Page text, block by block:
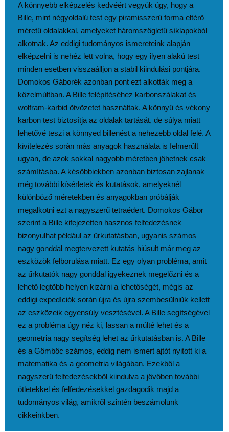
A könnyebb elképzelés kedvéért vegyük úgy, hogy a
Bille, mint négyoldalú test egy piramisszerű forma eltérő
méretű oldalakkal, amelyeket háromszögletű síklapokból
alkotnak. Az eddigi tudományos ismereteink alapján
elképzelni is nehéz lett volna, hogy egy ilyen alakú test
minden esetben visszaálljon a stabil kiindulási pontjára.
Domokos Gáborék azonban pont ezt alkották meg a
közelmúltban. A Bille felépítéséhez karbonszálakat és
wolfram-karbid ötvözetet használtak. A könnyű és vékony
karbon test biztosítja az oldalak tartását, de súlya miatt
lehetővé teszi a könnyed billenést a nehezebb oldal felé. A
kivitelezés során más anyagok használata is felmerült
ugyan, de azok sokkal nagyobb méretben jöhetnek csak
számításba. A későbbiekben azonban biztosan zajlanak
még további kísérletek és kutatások, amelyeknél
különböző méretekben és anyagokban próbálják
megalkotni ezt a nagyszerű tetraédert. Domokos Gábor
szerint a Bille kifejezetten hasznos felfedezésnek
bizonyulhat például az űrkutatásban, ugyanis számos
nagy gonddal megtervezett kutatás hiúsult már meg az
eszközök felborulása miatt. Ez egy olyan probléma, amit
az űrkutatók nagy gonddal igyekeznek megelőzni és a
lehető legtöbb helyen kizárni a lehetőségét, mégis az
eddigi expedíciók során újra és újra szembesülniük kellett
az eszközeik egyensúly vesztésével. A Bille segítségével
ez a probléma úgy néz ki, lassan a múlté lehet és a
geometria nagy segítség lehet az űrkutatásban is. A Bille
és a Gömböc számos, eddig nem ismert ajtót nyitott ki a
matematika és a geometria világában. Ezekből a
nagyszerű felfedezésekből kiindulva a jövőben további
ötletekkel és felfedezésekkel gazdagodik majd a
tudományos világ, amikről szintén beszámolunk
cikkeinkben.